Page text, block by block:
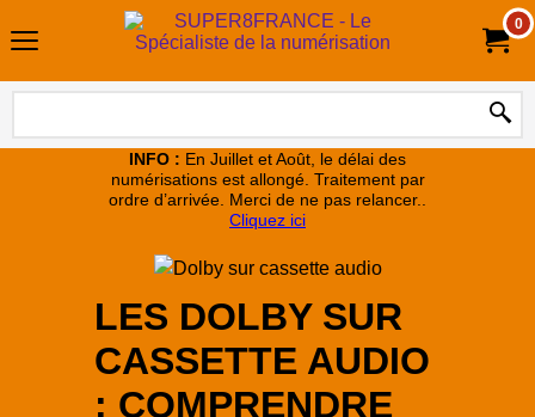
0
INFO : En Juillet et Août, le délai des
numérisations est allongé. Traitement par
ordre d’arrivée. Merci de ne pas relancer..
Cliquez ici
LES DOLBY SUR
CASSETTE AUDIO
: COMPRENDRE